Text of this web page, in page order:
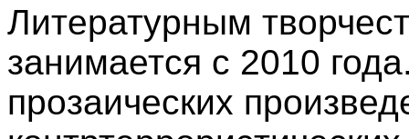
Литературным
занимается с 2010
прозаических